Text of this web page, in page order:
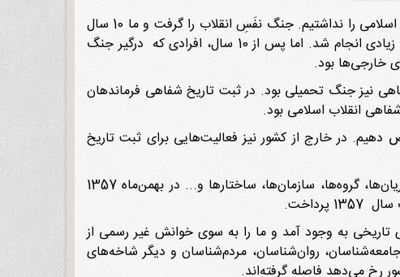
وی ادامه داد: متاسفانه تا انقلاب اسلامی به پیروزی رسید، وارد جنگ تحمیلی شدیم و فرصت تاریخ‌نگاری از انقلاب اسلامی را نداشتیم. جنگ نفَسِ انقلاب را گرفت و ما 10 سال
در تاریخ‌نگاری ساکت بودیم. در مقابل این سکوت، در خارج از کشور برای ثبت انقلاب از زاویه دید خودشان، کارهای زیادی انجام شد. اما پس از 10 سال، افرادی که درگیر جنگ
خارجی‌ها بود.
نیز جنگ تحمیلی بود. در ثبت تاریخ شفاهی فرماندهان
انقلاب اسلامی بود.
دهیم. در خارج از کشور نیز فعالیت‌هایی برای ثبت تاریخ
این پژوهشگر تاریخ سپس با اشاره به این‌که انقلاب اسلامی از عناصر خاص خودش برخوردار است و رویداد‌ها، جریان‌ها، گروه‌ها، سازمان‌ها، ساختارها و... در بهمن‌ماه 1357
به وجود آمد و ما را به سوی خوانش غیر رسمی از
روان‌شناسان، مردم‌شناسان و دیگر شاخه‌های
رخ می‌دهد فاصله گرفته‌اند.